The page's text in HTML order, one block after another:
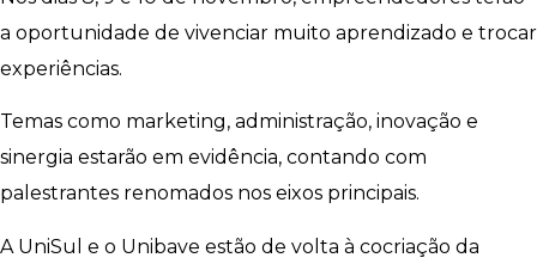
a oportunidade de vivenciar muito aprendizado e trocar
experiências.
Temas como marketing, administração, inovação e
sinergia estarão em evidência, contando com
palestrantes renomados nos eixos principais.
A UniSul e o Unibave estão de volta à cocriação da